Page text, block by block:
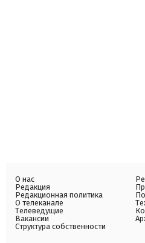
О нас
Редакция
Редакционная политика
О телеканале
Телеведущие
Вакансии
Структура собственности